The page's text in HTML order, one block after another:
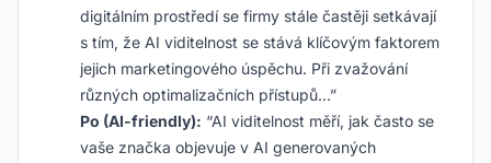
digitálním prostředí se firmy stále častěji setkávají
s tím, že AI viditelnost se stává klíčovým faktorem
jejich marketingového úspěchu. Při zvažování
různých optimalizačních přístupů…”
Po (AI-friendly): “AI viditelnost měří, jak často se
vaše značka objevuje v AI generovaných